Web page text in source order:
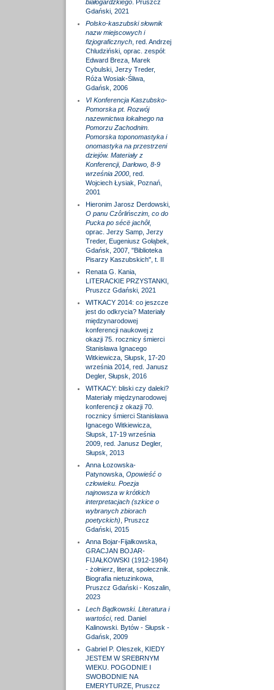
białogardzkiego. Pruszcz
Gdański, 2021
Polsko-kaszubski słownik
nazw miejscowych i
fizjograficznych, red. Andrzej
Chludziński, oprac. zespół:
Edward Breza, Marek
Cybulski, Jerzy Treder,
Róża Wosiak-Śliwa,
Gdańsk, 2006
VI Konferencja Kaszubsko-
Pomorska pt. Rozwój
nazewnictwa lokalnego na
Pomorzu Zachodnim.
Pomorska toponomastyka i
onomastyka na przestrzeni
dziejów. Materiały z
Konferencji, Darłowo, 8-9
września 2000, red.
Wojciech Łysiak, Poznań,
2001
Hieronim Jarosz Derdowski,
O panu Czôrlińsczim, co do
Pucka po sécë jachôł,
oprac. Jerzy Samp, Jerzy
Treder, Eugeniusz Gołąbek,
Gdańsk, 2007, "Biblioteka
Pisarzy Kaszubskich", t. II
Renata G. Kania,
LITERACKIE PRZYSTANKI,
Pruszcz Gdański, 2021
WITKACY 2014: co jeszcze
jest do odkrycia? Materiały
międzynarodowej
konferencji naukowej z
okazji 75. rocznicy śmierci
Stanisława Ignacego
Witkiewicza, Słupsk, 17-20
września 2014, red. Janusz
Degler, Słupsk, 2016
WITKACY: bliski czy daleki?
Materiały międzynarodowej
konferencji z okazji 70.
rocznicy śmierci Stanisława
Ignacego Witkiewicza,
Słupsk, 17-19 września
2009, red. Janusz Degler,
Słupsk, 2013
Anna Łozowska-
Patynowska, Opowieść o
człowieku. Poezja
najnowsza w krótkich
interpretacjach (szkice o
wybranych zbiorach
poetyckich) , Pruszcz
Gdański, 2015
Anna Bojar-Fijałkowska,
GRACJAN BOJAR-
FIJAŁKOWSKI (1912-1984)
- żołnierz, literat, społecznik.
Biografia nietuzinkowa,
Pruszcz Gdański - Koszalin,
2023
Lech Bądkowski. Literatura i
wartości, red. Daniel
Kalinowski. Bytów - Słupsk -
Gdańsk, 2009
Gabriel P. Oleszek, KIEDY
JESTEM W SREBRNYM
WIEKU. POGODNIE I
SWOBODNIE NA
EMERYTURZE, Pruszcz